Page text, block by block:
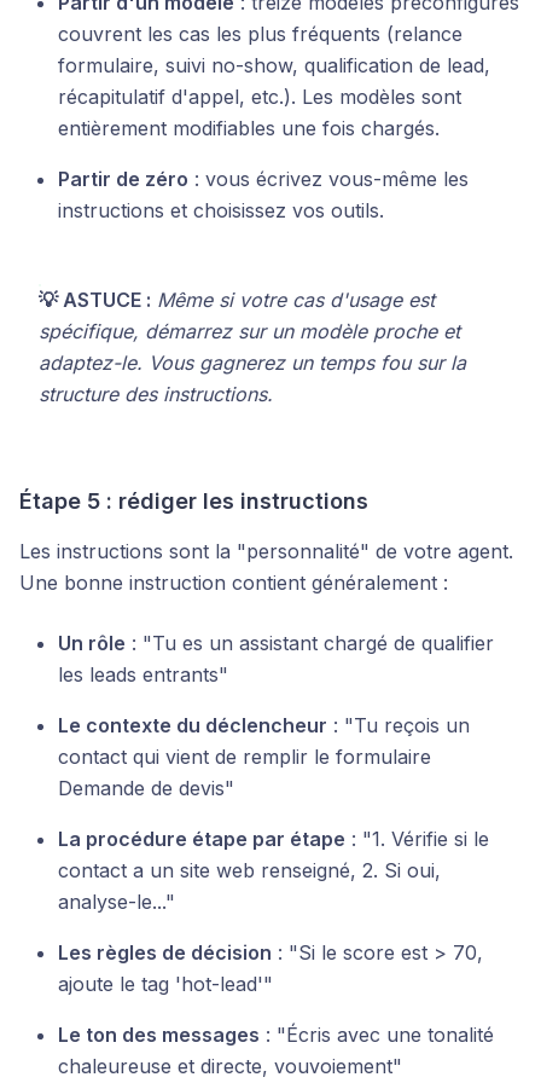
couvrent les cas les plus fréquents (relance
formulaire, suivi no-show, qualification de lead,
récapitulatif d'appel, etc.). Les modèles sont
entièrement modifiables une fois chargés.
Partir de zéro : vous écrivez vous-même les
instructions et choisissez vos outils.
💡 ASTUCE : Même si votre cas d'usage est
spécifique, démarrez sur un modèle proche et
adaptez-le. Vous gagnerez un temps fou sur la
structure des instructions.
Étape 5 : rédiger les instructions
Les instructions sont la "personnalité" de votre agent.
Une bonne instruction contient généralement :
Un rôle : "Tu es un assistant chargé de qualifier
les leads entrants"
Le contexte du déclencheur : "Tu reçois un
contact qui vient de remplir le formulaire
Demande de devis"
La procédure étape par étape : "1. Vérifie si le
contact a un site web renseigné, 2. Si oui,
analyse-le..."
Les règles de décision : "Si le score est > 70,
ajoute le tag 'hot-lead'"
Le ton des messages : "Écris avec une tonalité
chaleureuse et directe, vouvoiement"